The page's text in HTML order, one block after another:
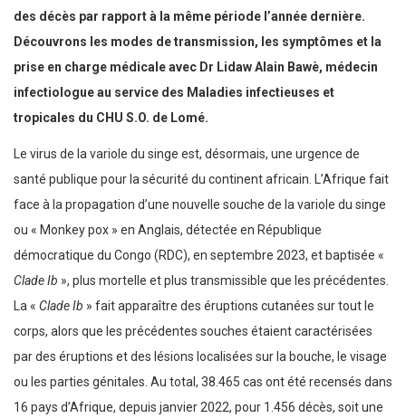
des décès par rapport à la même période l’année dernière.
Découvrons les modes de transmission, les symptômes et la
prise en charge médicaleavec Dr Lidaw Alain Bawè, médecin
infectiologue au service des Maladies infectieuses et
tropicales du CHU S.O. de Lomé.
Le virus de la variole du singe est, désormais, une urgence de
santé publique pour la sécurité du continent africain. L’Afrique fait
face à la propagation d’une nouvelle souche de la variole du singe
ou « Monkey pox » en Anglais, détectée en République
démocratique du Congo (RDC), en septembre 2023, et baptisée «
Clade Ib », plus mortelle et plus transmissible que les précédentes.
La « Clade Ib » fait apparaître des éruptions cutanées sur tout le
corps, alors que les précédentes souches étaient caractérisées
par des éruptions et des lésions localisées sur la bouche, le visage
ou les parties génitales. Au total, 38.465 cas ont été recensés dans
16 pays d’Afrique, depuis janvier 2022, pour 1.456 décès, soit une